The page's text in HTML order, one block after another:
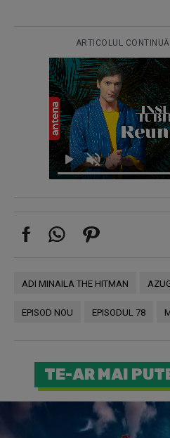
ARTICOLUL
ADI MINAILA THE HITMAN
EPISOD NOU EPISODUL 78
TE-AR MAI